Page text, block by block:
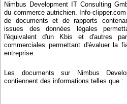
Nimbus Development IT Consulting
du commerce autrichien. Info-
de documents et de rapports
issues des données légales
l'équivalent d'un Kbis et d'autres
commerciales permettant d'évaluer la
entreprise.
Les documents sur Nimbus
contiennent des informations telles que :